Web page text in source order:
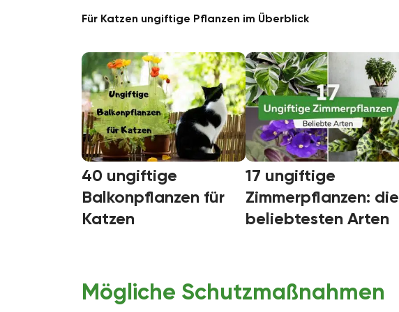
Für Katzen ungiftige Pflanzen im Überblick
40 ungiftige
Balkonpflanzen für
Katzen
17 ungiftige
Zimmerpflanzen: die
beliebtesten Arten
Mögliche Schutzmaßnahmen